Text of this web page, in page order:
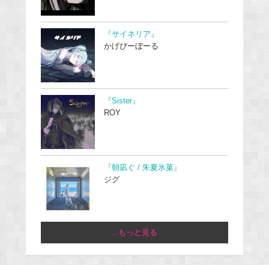
『サイネリア』
かげぴーぼーる
『Sister』
ROY
『朝凪ぐ / 朱夏氷菓』
ジグ
...もっと見る